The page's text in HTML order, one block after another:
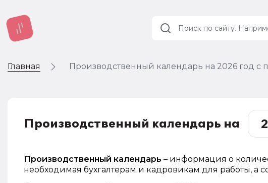
Главная Производственный календарь на 2026 год
Производственный календарь на
Производственный календарь – информация о
необходимая бухгалтерам и кадровикам для работы, а
Учет и